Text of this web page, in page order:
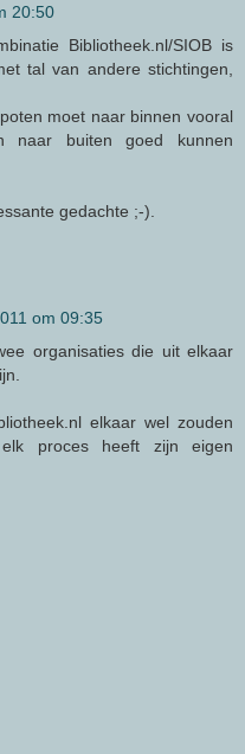
20:50
Bibliotheek.nl/SIOB is
tal van andere stichtingen,
moet naar binnen vooral
naar buiten goed kunnen
gedachte ;-).
om 09:35
organisaties die uit elkaar
elkaar wel zouden
proces heeft zijn eigen